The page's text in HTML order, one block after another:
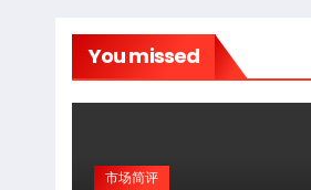
You missed
市场简评